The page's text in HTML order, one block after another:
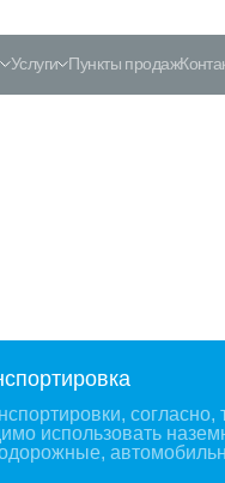
Услуги Пункты продаж
использовать